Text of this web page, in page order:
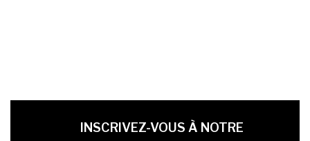
PRÉNOM
LAST NAME
INSCRIVEZ-VOUS À NOTRE
LANGUE